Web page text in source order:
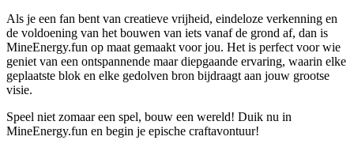
Als je een fan bent van creatieve vrijheid, eindeloze verkenning en
de voldoening van het bouwen van iets vanaf de grond af, dan is
MineEnergy.fun op maat gemaakt voor jou. Het is perfect voor wie
geniet van een ontspannende maar diepgaande ervaring, waarin elke
geplaatste blok en elke gedolven bron bijdraagt aan jouw grootse
visie.
Speel niet zomaar een spel, bouw een wereld! Duik nu in
MineEnergy.fun en begin je epische craftavontuur!